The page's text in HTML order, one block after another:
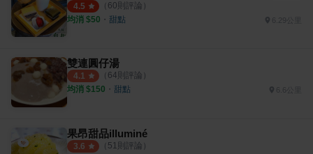
4.5 （ 60則評論）
均消 $50 ・ 甜點
雙連圓仔湯
4.1 （ 64則評論）
均消 $150 ・ 甜點
果昂甜品illuminé
3.6 （ 51則評論）